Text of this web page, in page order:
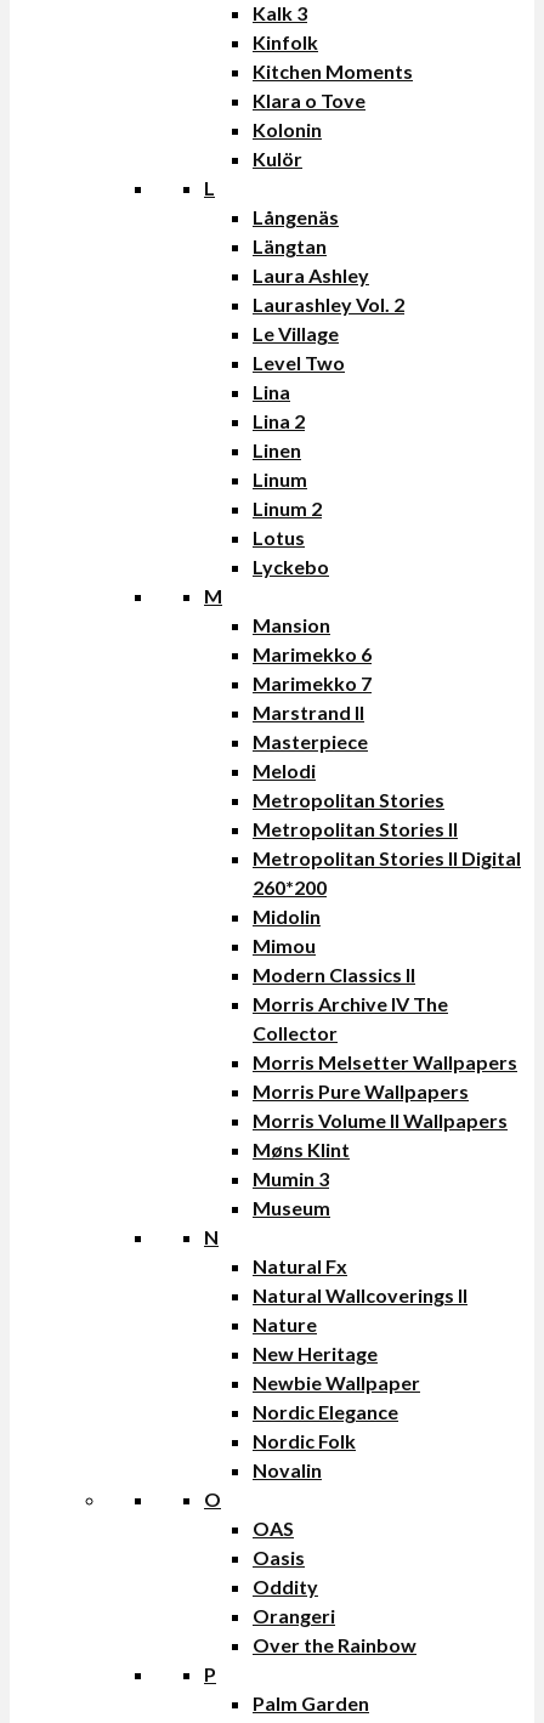
Kalk 3
Kinfolk
Kitchen Moments
Klara o Tove
Kolonin
Kulör
L
Långenäs
Längtan
Laura Ashley
Laurashley Vol. 2
Le Village
Level Two
Lina
Lina 2
Linen
Linum
Linum 2
Lotus
Lyckebo
M
Mansion
Marimekko 6
Marimekko 7
Marstrand II
Masterpiece
Melodi
Metropolitan Stories
Metropolitan Stories II
Metropolitan Stories II Digital
260*200
Midolin
Mimou
Modern Classics II
Morris Archive IV The
Collector
Morris Melsetter Wallpapers
Morris Pure Wallpapers
Morris Volume II Wallpapers
Møns Klint
Mumin 3
Museum
N
Natural Fx
Natural Wallcoverings II
Nature
New Heritage
Newbie Wallpaper
Nordic Elegance
Nordic Folk
Novalin
O
OAS
Oasis
Oddity
Orangeri
Over the Rainbow
P
Palm Garden